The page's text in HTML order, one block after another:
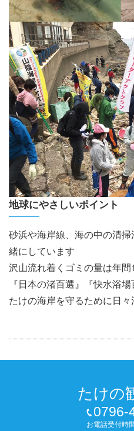
地球にやさしいポイント
砂浜や海岸線、海の中の清
緒にしています
沢山流れ着くゴミの量は年間
『日本の渚百選』『快水浴
たけの海岸を守るために日々
たけの
0796-
お電話受付時